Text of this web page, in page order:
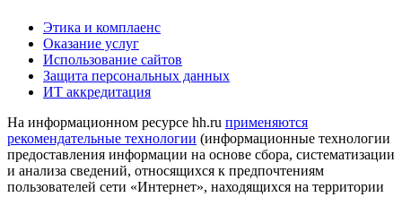
Этика и комплаенс
Оказание услуг
Использование сайтов
Защита персональных данных
ИТ аккредитация
На информационном ресурсе hh.ru применяются
рекомендательные технологии (информационные технологии
предоставления информации на основе сбора, систематизации
и анализа сведений, относящихся к предпочтениям
пользователей сети «Интернет», находящихся на территории